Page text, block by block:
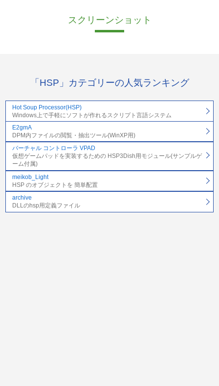
スクリーンショット
「HSP」カテゴリーの人気ランキング
Hot Soup Processor(HSP)
Windows上で手軽にソフトが作れるスクリプト言語システム
E2gmA
DPM内ファイルの閲覧・抽出ツール(WinXP用)
バーチャル コントローラ VPAD
仮想ゲームパッドを実装するための HSP3Dish用モジュール(サンプルゲ
ーム付属)
meikob_Light
HSP のオブジェクトを 簡単配置
archive
DLLのhsp用定義ファイル